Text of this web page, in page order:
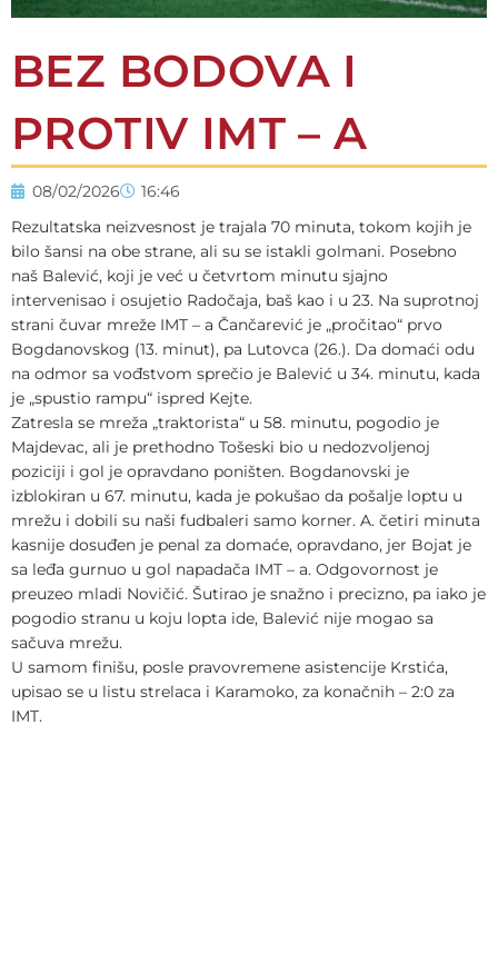
BEZ BODOVA I
PROTIV IMT – A
08/02/2026
16:46
Rezultatska neizvesnost je trajala 70 minuta, tokom kojih je
bilo šansi na obe strane, ali su se istakli golmani. Posebno
naš Balević, koji je već u četvrtom minutu sjajno
intervenisao i osujetio Radočaja, baš kao i u 23. Na suprotnoj
strani čuvar mreže IMT – a Čančarević je „pročitao“ prvo
Bogdanovskog (13. minut), pa Lutovca (26.). Da domaći odu
na odmor sa vođstvom sprečio je Balević u 34. minutu, kada
je „spustio rampu“ ispred Kejte.
Zatresla se mreža „traktorista“ u 58. minutu, pogodio je
Majdevac, ali je prethodno Tošeski bio u nedozvoljenoj
poziciji i gol je opravdano poništen. Bogdanovski je
izblokiran u 67. minutu, kada je pokušao da pošalje loptu u
mrežu i dobili su naši fudbaleri samo korner. A. četiri minuta
kasnije dosuđen je penal za domaće, opravdano, jer Bojat je
sa leđa gurnuo u gol napadača IMT – a. Odgovornost je
preuzeo mladi Novičić. Šutirao je snažno i precizno, pa iako je
pogodio stranu u koju lopta ide, Balević nije mogao sa
sačuva mrežu.
U samom finišu, posle pravovremene asistencije Krstića,
upisao se u listu strelaca i Karamoko, za konačnih – 2:0 za
IMT.